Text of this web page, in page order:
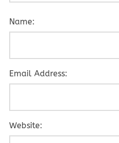
Name:
Email Address:
Website: